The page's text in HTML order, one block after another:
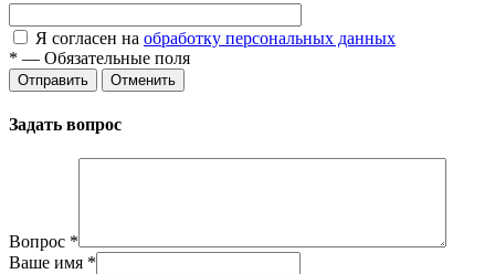
Я согласен на обработку персональных данных
* — Обязательные поля
Отправить Отменить
Задать вопрос
Вопрос *
Ваше имя *